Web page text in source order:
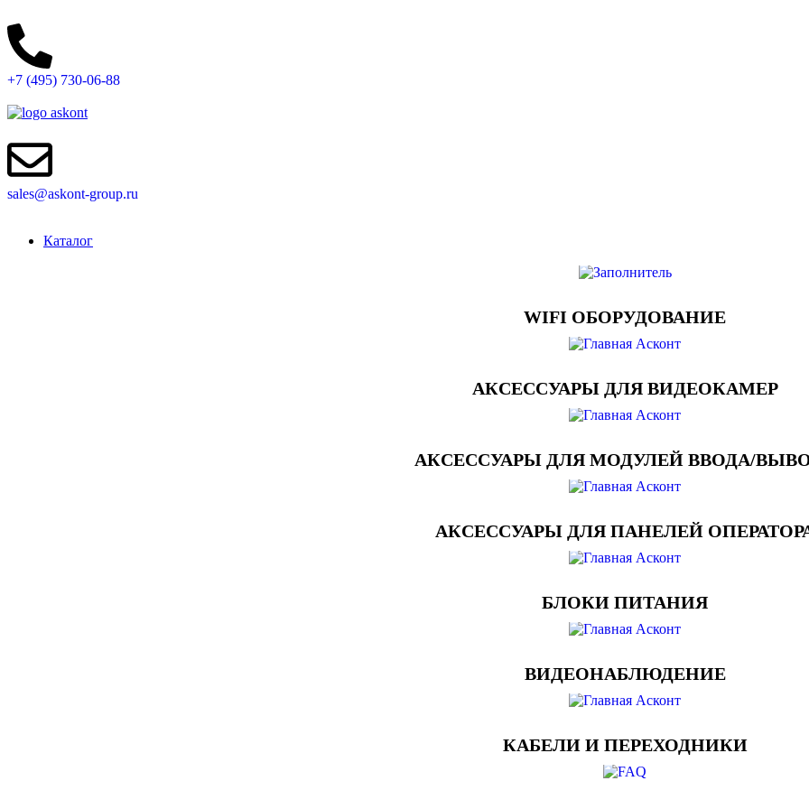
+7 (495) 730-06-88
sales@askont-group.ru
Каталог
WIFI ОБОРУДОВАНИЕ
АКСЕССУАРЫ ДЛЯ ВИДЕОКАМЕР
АКСЕССУАРЫ ДЛЯ МОДУЛЕЙ ВВОДА/
АКСЕССУАРЫ ДЛЯ ПАНЕЛЕЙ
БЛОКИ ПИТАНИЯ
ВИДЕОНАБЛЮДЕНИЕ
КАБЕЛИ И ПЕРЕХОДНИКИ